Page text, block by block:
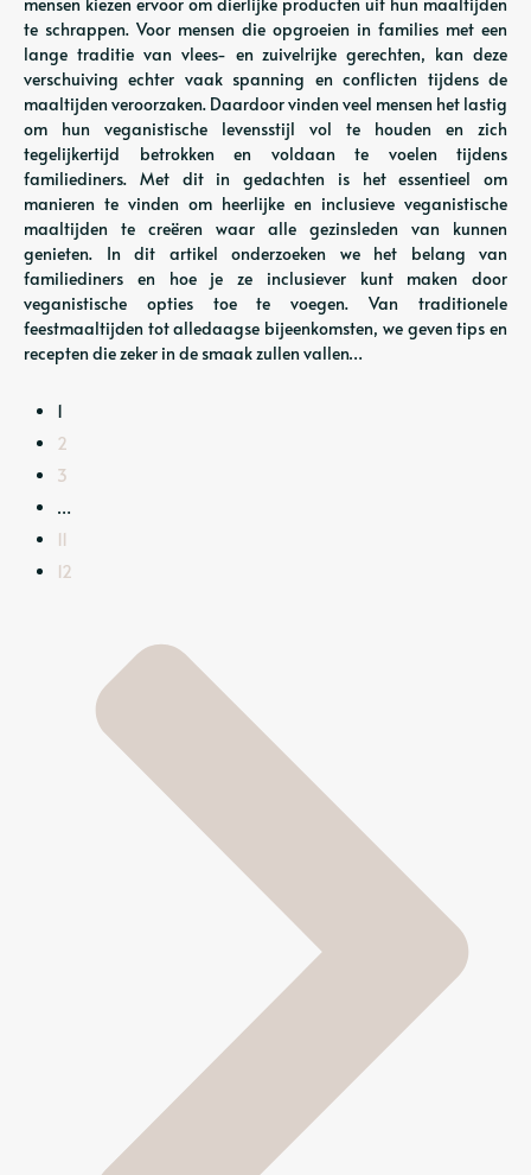
te schrappen. Voor mensen die opgroeien in families met een
lange traditie van vlees- en zuivelrijke gerechten, kan deze
verschuiving echter vaak spanning en conflicten tijdens de
maaltijden veroorzaken. Daardoor vinden veel mensen het lastig
om hun veganistische levensstijl vol te houden en zich
tegelijkertijd betrokken en voldaan te voelen tijdens
familiediners. Met dit in gedachten is het essentieel om
manieren te vinden om heerlijke en inclusieve veganistische
maaltijden te creëren waar alle gezinsleden van kunnen
genieten. In dit artikel onderzoeken we het belang van
familiediners en hoe je ze inclusiever kunt maken door
veganistische opties toe te voegen. Van traditionele
feestmaaltijden tot alledaagse bijeenkomsten, we geven tips en
recepten die zeker in de smaak zullen vallen…
1
2
3
…
11
12